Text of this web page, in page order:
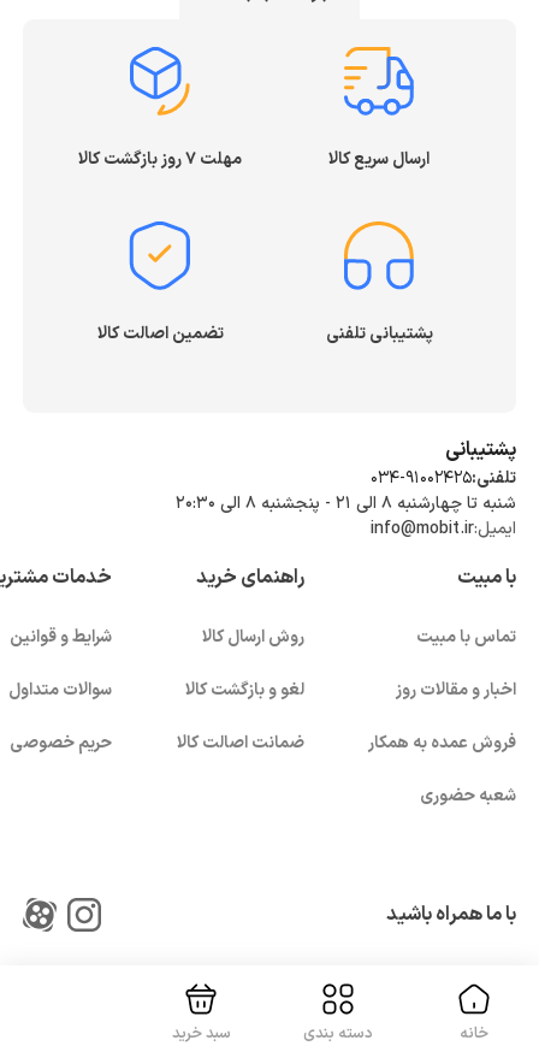
ارسال سریع کالا مهلت ۷ روز بازگشت کالا
پشتیبانی تلفنی تضمین اصالت کالا
پشتیبانی
تلفنی:034-91002425
شنبه تا چهارشنبه ۸ الی ۲۱ - پنجشنبه 8 الی ۲۰:۳۰
ایمیل:info@mobit.ir
با مبیت
تماس با مبیت
اخبار و مقالات روز
فروش عمده به همکار
شعبه حضوری
راهنمای خرید
روش ارسال کالا
لغو و بازگشت کالا
ضمانت اصالت کالا
خدمات
شرایط و قوانین
سوالات متداول
حریم خصوصی
با ما همراه باشید
خانه دسته بندی سبد خرید